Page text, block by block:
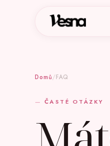
Domů/FAQ
ČASTÉ OTÁZKY